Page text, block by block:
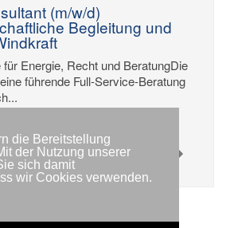
die Bereitstellung
der Nutzung unserer
sich damit
wir Cookies verwenden.
(m/w/d)
Begleitung und
Energie, Recht und BeratungDie
führende Full-Service-Beratung